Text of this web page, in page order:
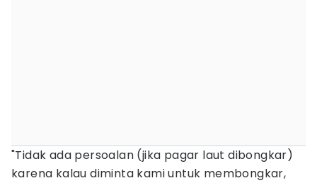
"Tidak ada persoalan (jika pagar laut dibongkar)
karena kalau diminta kami untuk membongkar,